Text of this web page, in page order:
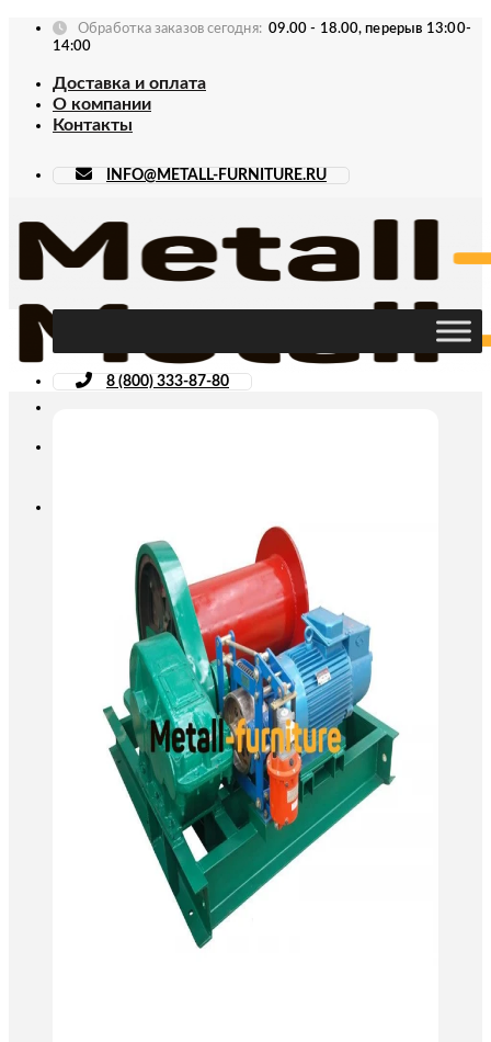
Skip
Обработка заказов сегодня: 09.00 - 18.00, перерыв 13:00-
14:00
Доставка и оплата
О компании
Контакты
INFO@METALL-FURNITURE.RU
8 (800) 333-87-80